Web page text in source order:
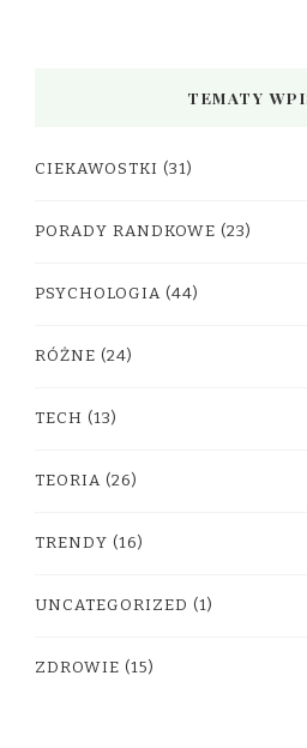
TEMATY
CIEKAWOSTKI (31)
PORADY RANDKOWE (23)
PSYCHOLOGIA (44)
RÓŻNE (24)
TECH (13)
TEORIA (26)
TRENDY (16)
UNCATEGORIZED (1)
ZDROWIE (15)